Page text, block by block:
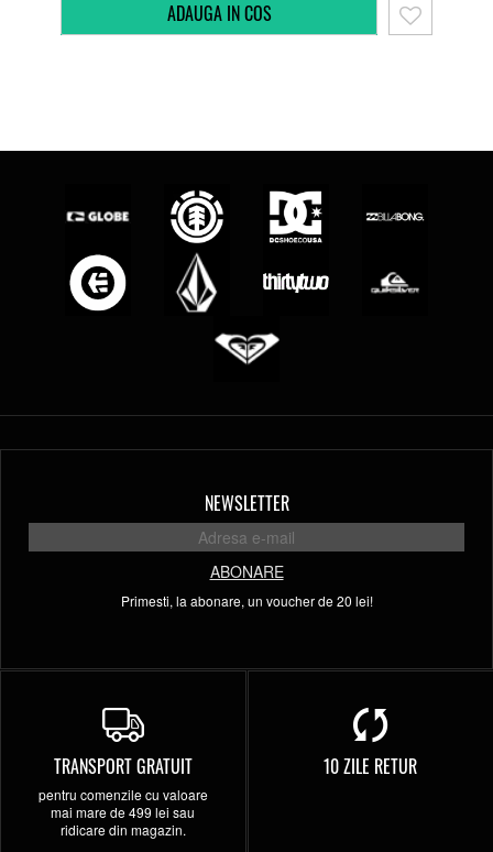
NEWSLETTER
ABONARE
Primesti, la abonare, un voucher de 20 lei!
TRANSPORT GRATUIT
pentru comenzile cu valoare
mai mare de 499 lei sau
ridicare din magazin.
10 ZILE RETUR